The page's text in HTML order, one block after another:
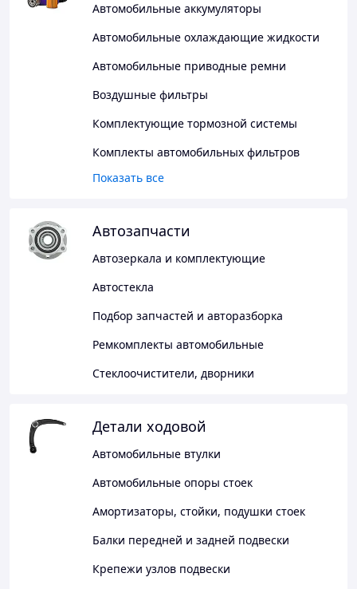
Автомобильные аккумуляторы
Автомобильные охлаждающие жидкости
Автомобильные приводные ремни
Воздушные фильтры
Комплектующие тормозной системы
Комплекты автомобильных фильтров
Показать все
Автозапчасти
Автозеркала и комплектующие
Автостекла
Подбор запчастей и авторазборка
Ремкомплекты автомобильные
Стеклоочистители, дворники
Детали ходовой
Автомобильные втулки
Автомобильные опоры стоек
Амортизаторы, стойки, подушки стоек
Балки передней и задней подвески
Крепежи узлов подвески